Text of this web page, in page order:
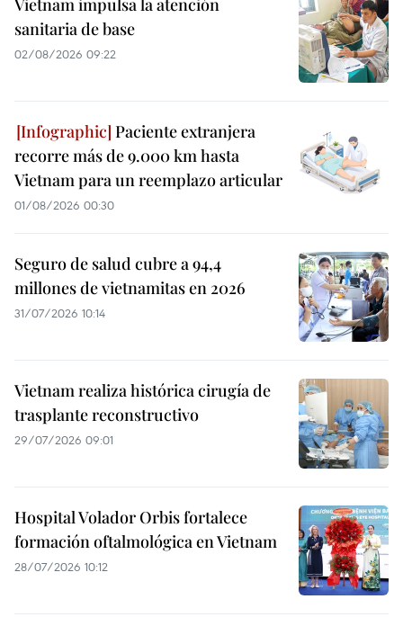
Vietnam impulsa la atención
sanitaria de base
02/08/2026 09:22
Paciente extranjera
recorre más de 9.000 km hasta
Vietnam para un reemplazo articular
01/08/2026 00:30
Seguro de salud cubre a 94,4
millones de vietnamitas en 2026
31/07/2026 10:14
Vietnam realiza histórica cirugía de
trasplante reconstructivo
29/07/2026 09:01
Hospital Volador Orbis fortalece
formación oftalmológica en Vietnam
28/07/2026 10:12